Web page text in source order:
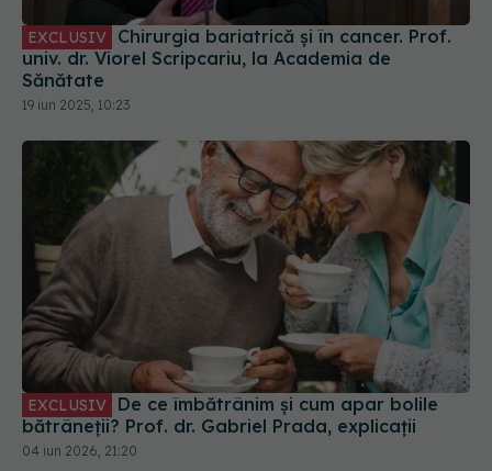
EXCLUSIV
univ. dr. Viorel Scripcariu, la Academia de
Sănătate
19 iun 2025, 10:23
EXCLUSIV
bătrâneții? Prof. dr. Gabriel Prada, explicații
04 iun 2026, 21:20